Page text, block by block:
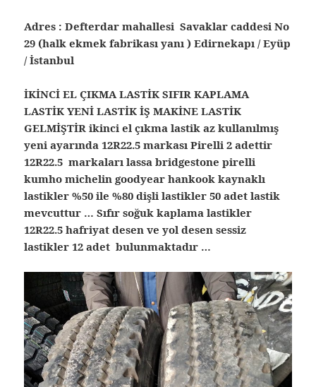
Adres : Defterdar mahallesi Savaklar caddesi No
29 (halk ekmek fabrikası yanı ) Edirnekapı / Eyüp
/ İstanbul
İKİNCİ EL ÇIKMA LASTİK SIFIR KAPLAMA
LASTİK YENİ LASTİK İŞ MAKİNE LASTİK
GELMİŞTİR ikinci el çıkma lastik az kullanılmış
yeni ayarında 12R22.5 markası Pirelli 2 adettir
12R22.5 markaları lassa bridgestone pirelli
kumho michelin goodyear hankook kaynaklı
lastikler %50 ile %80 dişli lastikler 50 adet lastik
mevcuttur … Sıfır soğuk kaplama lastikler
12R22.5 hafriyat desen ve yol desen sessiz
lastikler 12 adet bulunmaktadır …